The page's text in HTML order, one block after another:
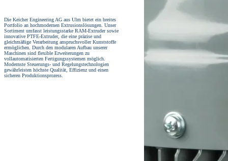
Die Keicher Engineering AG aus Ulm bietet ein breites
Portfolio an hochmodernen Extrusionslösungen. Unser
Sortiment umfasst leistungsstarke RAM-Extruder sowie
innovative PTFE-Extruder, die eine präzise und
gleichmäßige Verarbeitung anspruchsvoller Kunststoffe
ermöglichen. Durch den modularen Aufbau unserer
Maschinen sind flexible Erweiterungen zu
vollautomatisierten Fertigungssystemen möglich.
Modernste Steuerungs- und Regelungstechnologien
gewährleisten höchste Qualität, Effizienz und einen
sicheren Produktionsprozess.